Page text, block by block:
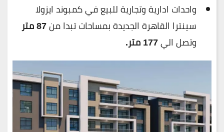
واحدات ادارية وتجارية للبيع في كمبوند ايزولا
سينترا القاهرة الجديدة بمساحات تبدا من
وتصل الي177 متر.